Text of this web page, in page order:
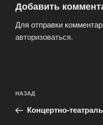
Добавить
Для отправки
авторизоваться.
по
записям
Предыдущая
запись:
НАЗАД
Концертно-